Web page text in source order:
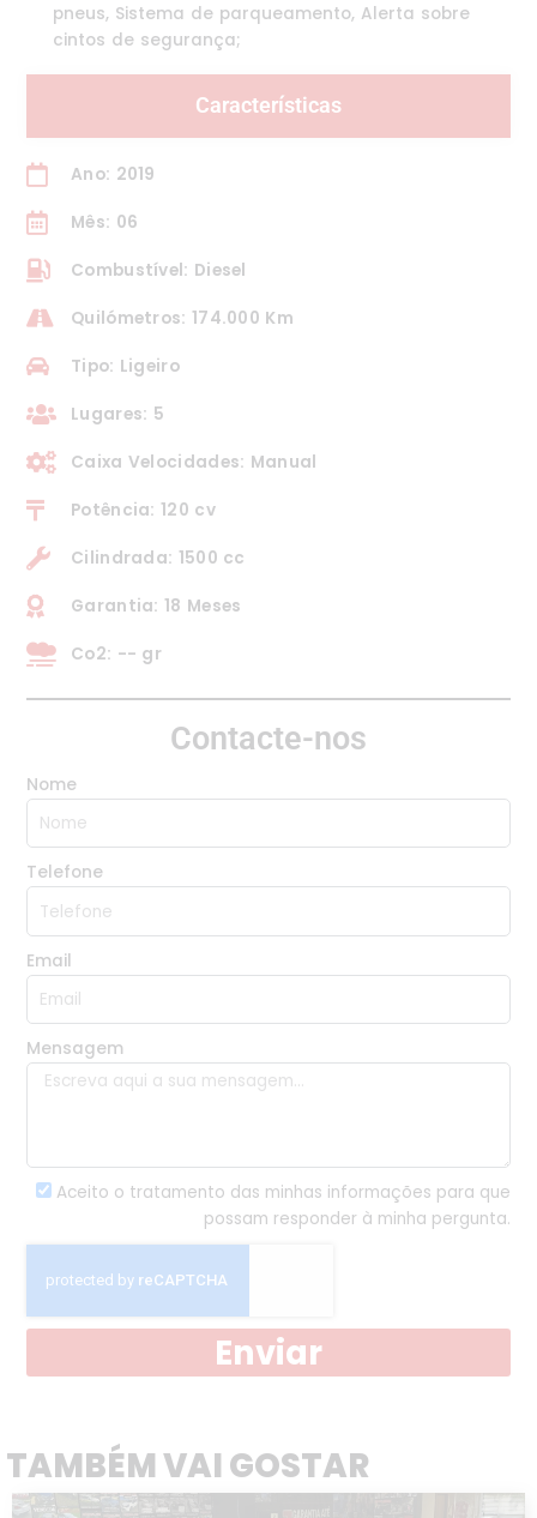
pneus, Sistema de parqueamento, Alerta sobre
cintos de segurança;
Características
Ano: 2019
Mês: 06
Combustível: Diesel
Quilómetros: 174.000 Km
Tipo: Ligeiro
Lugares: 5
Caixa Velocidades: Manual
Potência: 120 cv
Cilindrada: 1500 cc
Garantia: 18 Meses
Co2: -- gr
Contacte-nos
Nome
Telefone
Email
Mensagem
Aceito o tratamento das minhas informações para que
possam responder à minha pergunta.
Enviar
TAMBÉM VAI GOSTAR